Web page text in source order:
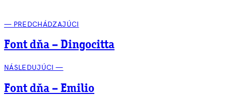
— PREDCHÁDZAJÚCI
Font dňa – Dingocitta
NÁSLEDUJÚCI —
Font dňa – Emilio